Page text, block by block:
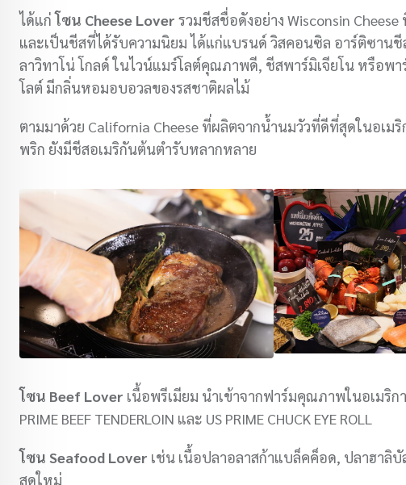
ได้แก่โซน Cheese Lover รวมชีสชื่อดังอย่าง Wisconsin
และเป็นชีสที่ได้รับความนิยม ได้แก่แบรนด์ วิสคอนซิล อาร์ติซาน
ลาวิทาโน่ โกลด์ ในไวน์แมร์โลต์คุณภาพดี, ชีสพาร์มิเจียโน หรือพ
โลต์ มีกลิ่นหอมอบอวลของรสชาติผลไม้
ตามมาด้วย California Cheese ที่ผลิตจากน้ำนมวัวที่ดีที่สุดในอเม
พริก ยังมีชีสอเมริกันต้นตำรับหลากหลาย
โซน Beef Lover เนื้อพรีเมียม นำเข้าจากฟาร์มคุณภาพในอเมริกา ไ
PRIME BEEF TENDERLOIN และ US PRIME CHUCK EYE ROLL
โซน Seafood Lover เช่น เนื้อปลาอลาสก้าแบล็คค็อด, ปลาฮาลิ
สดใหม่